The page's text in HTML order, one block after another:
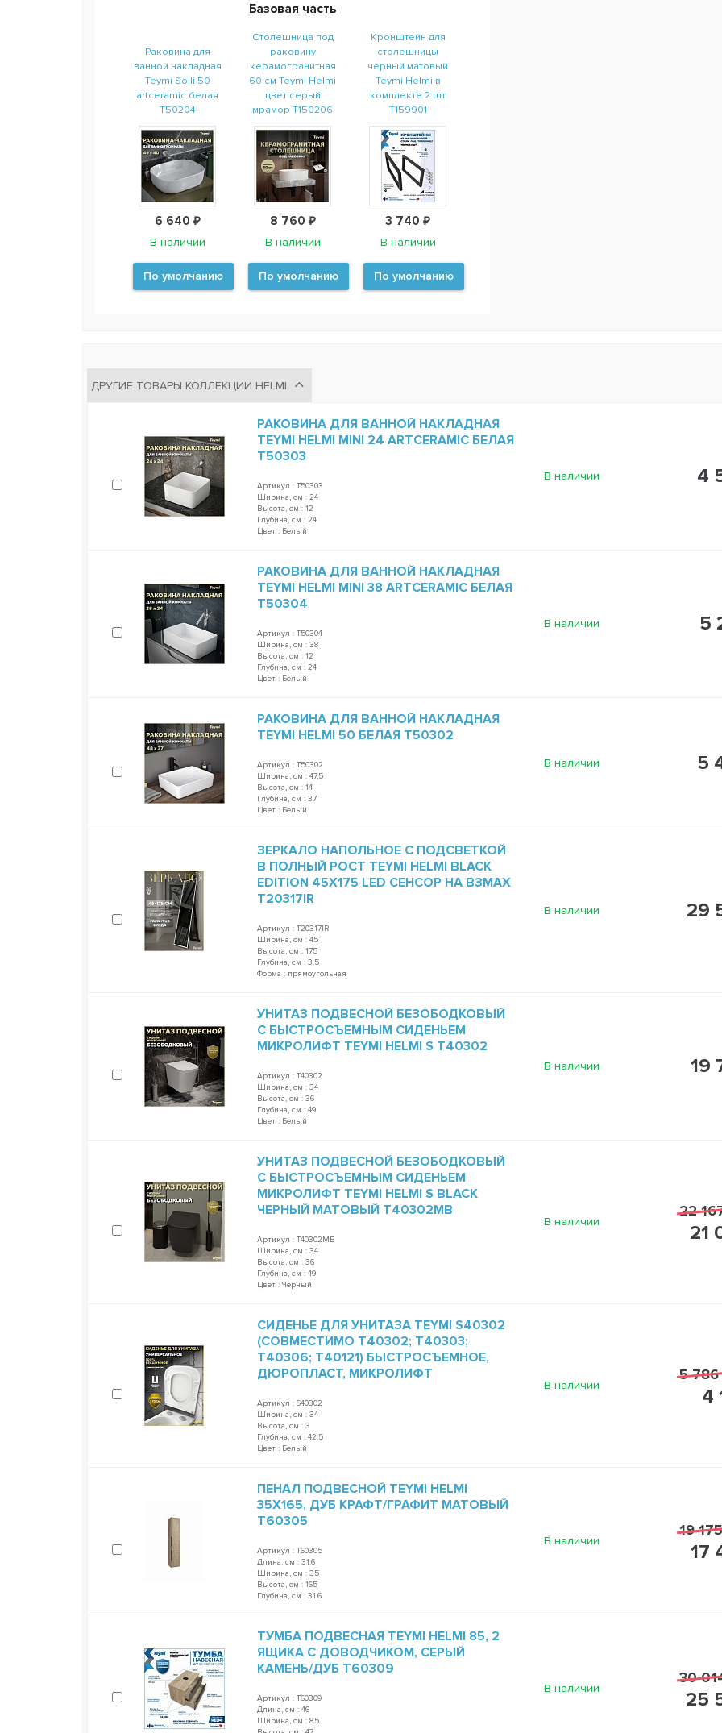
Базовая часть
Раковина для
ванной накладная
Teymi Solli 50
artceramic белая
T50204
6 640 ₽
В наличии
По умолчанию
Столешница под
раковину
керамогранитная
60 см Teymi Helmi
цвет серый
мрамор T150206
8 760 ₽
В наличии
По умолчанию
Кронштейн для
столешницы
черный матовый
Teymi Helmi в
комплекте 2 шт
T159901
3 740 ₽
В наличии
По умолчанию
ДРУГИЕ ТОВАРЫ КОЛЛЕКЦИИ HELMI
РАКОВИНА ДЛЯ ВАННОЙ НАКЛАДНАЯ
TEYMI HELMI MINI 24 ARTCERAMIC БЕЛАЯ
T50303
Артикул : T50303
Ширина, см : 24
Высота, см : 12
Глубина, см : 24
Цвет : Белый
В наличии 4
РАКОВИНА ДЛЯ ВАННОЙ НАКЛАДНАЯ
TEYMI HELMI MINI 38 ARTCERAMIC БЕЛАЯ
T50304
Артикул : T50304
Ширина, см : 38
Высота, см : 12
Глубина, см : 24
Цвет : Белый
В наличии 5
РАКОВИНА ДЛЯ ВАННОЙ НАКЛАДНАЯ
TEYMI HELMI 50 БЕЛАЯ T50302
Артикул : T50302
Ширина, см : 47,5
Высота, см : 14
Глубина, см : 37
Цвет : Белый
В наличии 5
ЗЕРКАЛО НАПОЛЬНОЕ С ПОДСВЕТКОЙ
В ПОЛНЫЙ РОСТ TEYMI HELMI BLACK
EDITION 45Х175 LED СЕНСОР НА ВЗМАХ
T20317IR
Артикул : T20317IR
Ширина, см : 45
Высота, см : 175
Глубина, см : 3.5
Форма : прямоугольная
В наличии 29
УНИТАЗ ПОДВЕСНОЙ БЕЗОБОДКОВЫЙ
С БЫСТРОСЪЕМНЫМ СИДЕНЬЕМ
МИКРОЛИФТ TEYMI HELMI S T40302
Артикул : T40302
Ширина, см : 34
Высота, см : 36
Глубина, см : 49
Цвет : Белый
В наличии 19
УНИТАЗ ПОДВЕСНОЙ БЕЗОБОДКОВЫЙ
С БЫСТРОСЪЕМНЫМ СИДЕНЬЕМ
МИКРОЛИФТ TEYMI HELMI S BLACK
ЧЕРНЫЙ МАТОВЫЙ T40302MB
Артикул : T40302MB
Ширина, см : 34
Высота, см : 36
Глубина, см : 49
Цвет : Черный
В наличии
22
21
СИДЕНЬЕ ДЛЯ УНИТАЗА TEYMI S40302
(СОВМЕСТИМО T40302; T40303;
T40306; T40121) БЫСТРОСЪЕМНОЕ,
ДЮРОПЛАСТ, МИКРОЛИФТ
Артикул : S40302
Ширина, см : 34
Высота, см : 3
Глубина, см : 42.5
Цвет : Белый
В наличии
5 786
4
ПЕНАЛ ПОДВЕСНОЙ TEYMI HELMI
35Х165, ДУБ КРАФТ/ГРАФИТ МАТОВЫЙ
T60305
Артикул : T60305
Длина, см : 31.6
Ширина, см : 35
Высота, см : 165
Глубина, см : 31.6
В наличии
19
17
ТУМБА ПОДВЕСНАЯ TEYMI HELMI 85, 2
ЯЩИКА С ДОВОДЧИКОМ, СЕРЫЙ
КАМЕНЬ/ДУБ T60309
Артикул : T60309
Длина, см : 46
Ширина, см : 85
В наличии
30
25